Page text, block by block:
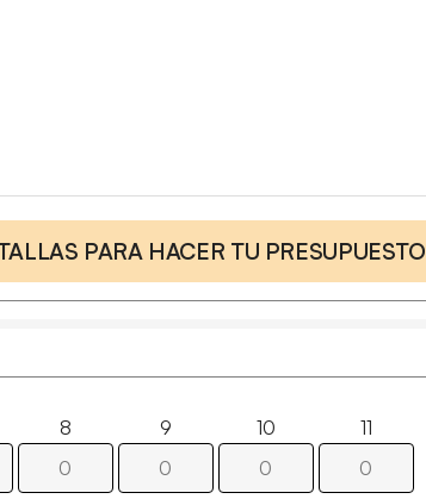
PARA HACER TU PRESUPUESTO
8 9 10 11